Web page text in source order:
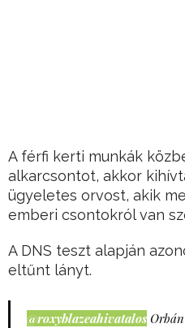
A férfi kerti munkák
alkarcsontot, akkor
ügyeletes orvost, akik
emberi csontokról van
A DNS teszt alapján
eltűnt lányt.
@roxyblazeahivatalos